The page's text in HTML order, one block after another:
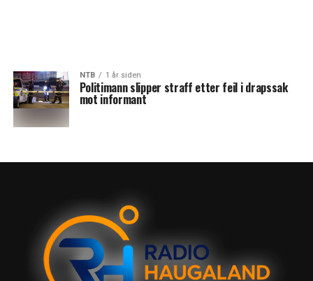
NTB 1 år siden
Politimann slipper straff etter feil i drapssak
mot informant